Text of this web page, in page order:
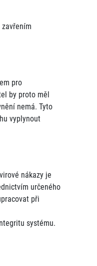
pro
by proto měl
nemá. Tyto
vyplynout
nákazy je
určeného
při
systému.